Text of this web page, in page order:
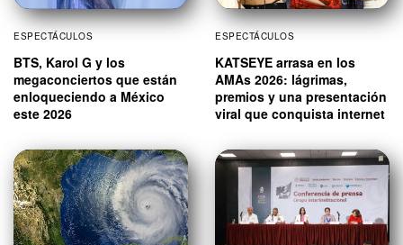
ESPECTÁCULOS
BTS, Karol G y los
megaconciertos que están
enloqueciendo a México
este 2026
ESPECTÁCULOS
KATSEYE arrasa en los
AMAs 2026: lágrimas,
premios y una presentación
viral que conquista internet